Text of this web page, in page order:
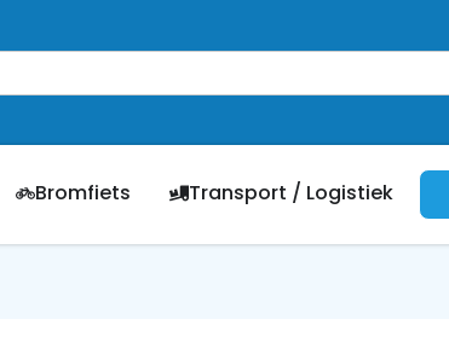
Bromfiets Transport / Logistiek